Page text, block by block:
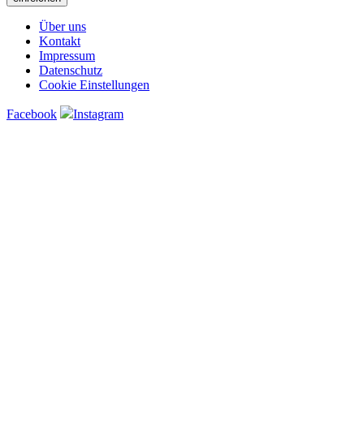
Über uns
Kontakt
Impressum
Datenschutz
Cookie Einstellungen
Facebook Instagram